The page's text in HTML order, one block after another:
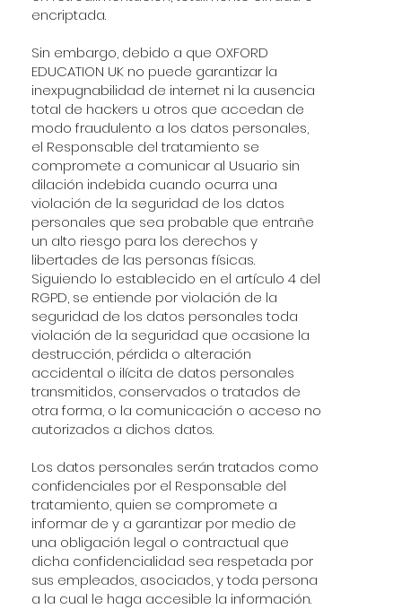
encriptada.
Sin embargo, debido a que OXFORD
EDUCATION UK no puede garantizar la
inexpugnabilidad de internet ni la ausencia
total de hackers u otros que accedan de
modo fraudulento a los datos personales,
el Responsable del tratamiento se
compromete a comunicar al Usuario sin
dilación indebida cuando ocurra una
violación de la seguridad de los datos
personales que sea probable que entrañe
un alto riesgo para los derechos y
libertades de las personas físicas.
Siguiendo lo establecido en el artículo 4 del
RGPD, se entiende por violación de la
seguridad de los datos personales toda
violación de la seguridad que ocasione la
destrucción, pérdida o alteración
accidental o ilícita de datos personales
transmitidos, conservados o tratados de
otra forma, o la comunicación o acceso no
autorizados a dichos datos.
Los datos personales serán tratados como
confidenciales por el Responsable del
tratamiento, quien se compromete a
informar de y a garantizar por medio de
una obligación legal o contractual que
dicha confidencialidad sea respetada por
sus empleados, asociados, y toda persona
a la cual le haga accesible la información.